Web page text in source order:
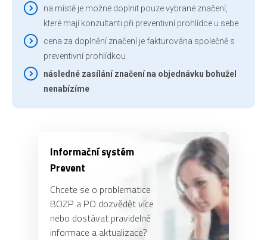
na místě je možné doplnit pouze vybrané značení,
které mají konzultanti při preventivní prohlídce u sebe
cena za doplnění značení je fakturována společně s
preventivní prohlídkou
následné zasílání značení na objednávku bohužel
nenabízíme
Informační systém
Prevent
Chcete se o problematice
BOZP a PO dozvědět více
nebo dostávat pravidelné
informace a aktualizace?